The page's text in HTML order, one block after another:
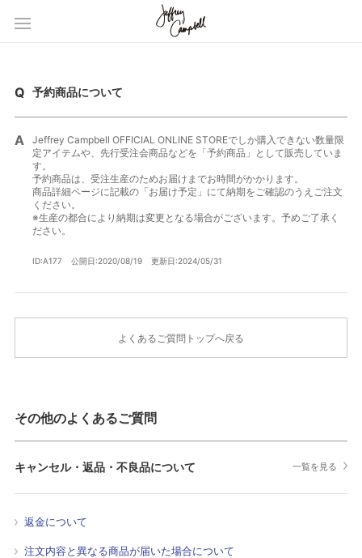
予約商品について
Jeffrey Campbell OFFICIAL ONLINE STOREでしか購入できない数量限
定アイテムや、先行受注会商品などを「予約商品」として販売していま
す。
予約商品は、受注生産のためお届けまでお時間がかかります。
商品詳細ページに記載の「お届け予定」にて納期をご確認のうえご注文
ください。
※生産の都合により納期は変更となる場合がございます。予めご了承く
ださい。
ID:A177 公開日:2020/08/19 更新日:2024/05/31
よくあるご質問トップへ戻る
その他のよくあるご質問
キャンセル・返品・不良品について 一覧を見る
返金について
注文内容と異なる商品が届いた場合について